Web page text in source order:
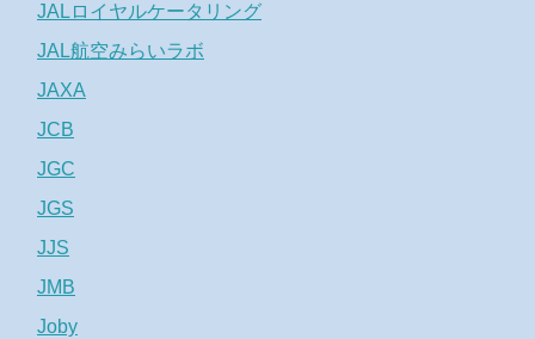
JALロイヤルケータリング
JAL航空みらいラボ
JAXA
JCB
JGC
JGS
JJS
JMB
Joby